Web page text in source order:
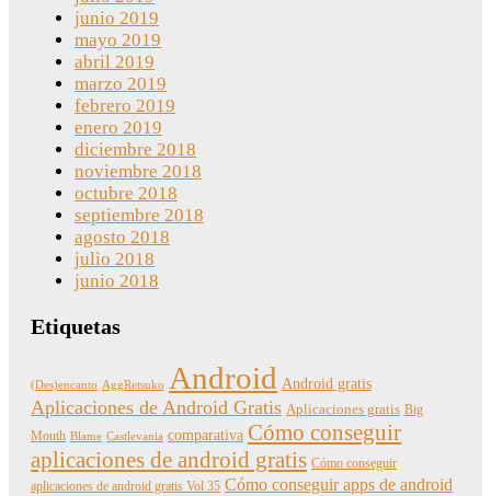
junio 2019
mayo 2019
abril 2019
marzo 2019
febrero 2019
enero 2019
diciembre 2018
noviembre 2018
octubre 2018
septiembre 2018
agosto 2018
julio 2018
junio 2018
Etiquetas
(Des)encanto AggRetsuko Android Android gratis
Aplicaciones de Android Gratis Aplicaciones gratis Big
Mouth Blame Castlevania comparativa Cómo conseguir
aplicaciones de android gratis Cómo conseguir
aplicaciones de android gratis Vol 35 Cómo conseguir apps de android